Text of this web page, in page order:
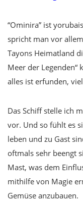
“Ominira” ist
spricht man vor
Tayons Heimatland
Meer der Legenden“
alles ist erfunden,
Das Schiff stelle ich
vor. Und so fühlt es
leben und zu Gast
oftmals sehr beengt
Mast, was dem
mithilfe von Magie
Gemüse anzubauen.